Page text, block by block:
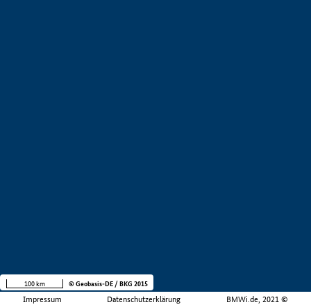
Impressum Datenschutzerklärung BMWi.de, 2021 ©
100 km © Geobasis-DE / BKG 2015